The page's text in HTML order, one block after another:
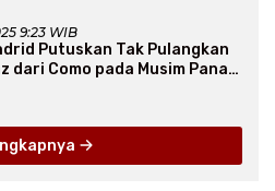
9:23 WIB
Putuskan Tak Pulangkan
dari Como pada Musim Panas